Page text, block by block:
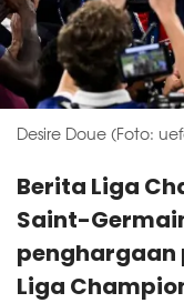
Desire Doue (Foto:
Berita Liga
Saint-
penghargaan
Liga